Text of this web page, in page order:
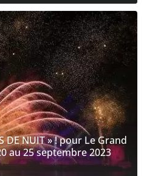
DE NUIT » ! pour Le Grand
au 25 septembre 2023